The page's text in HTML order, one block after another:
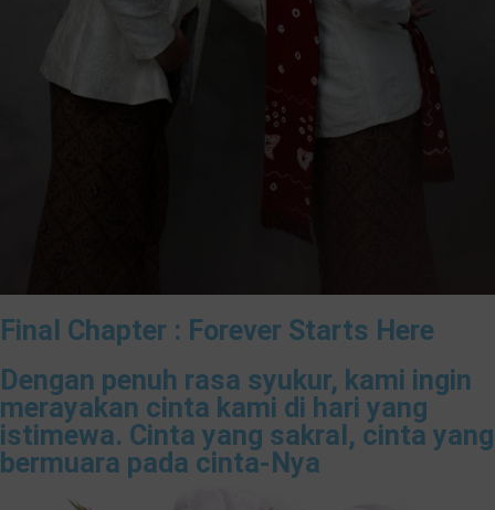
Final Chapter : Forever Starts Here
Dengan penuh rasa syukur, kami ingin
merayakan cinta kami di hari yang
istimewa. Cinta yang sakral, cinta yang
bermuara pada cinta-Nya